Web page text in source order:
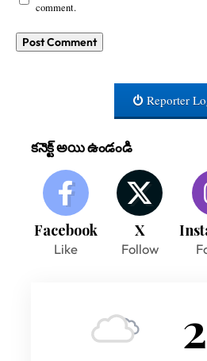
comment.
Reporter
కనెక్ట్ అయి ఉండండి
Facebook
Like
X
Follow